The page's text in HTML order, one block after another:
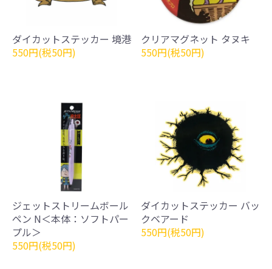
ダイカットステッカー 境港
550円(税50円)
クリアマグネット タヌキ
550円(税50円)
ジェットストリームボール
ペン N＜本体：ソフトパー
プル＞
550円(税50円)
ダイカットステッカー バッ
クベアード
550円(税50円)